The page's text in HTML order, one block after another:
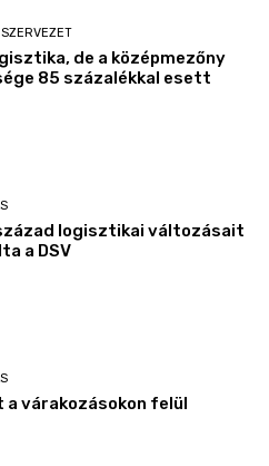
de a középmezőny
85 százalékkal esett
logisztikai változásait
a DSV
a várakozásokon felül